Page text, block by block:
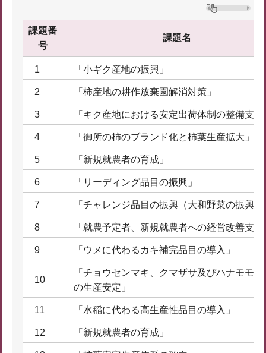
課題番
号
課題名
1 「小ギク産地の振興」
2 「柿産地の耕作放棄園解消対策」
3 「キク産地における安定出荷体制の整備支援
4 「御所の柿のブランド化と柿葉生産拡大」
5 「新規就農者の育成」
6 「リーディング品目の振興」
7 「チャレンジ品目の振興（大和野菜の振興）
8 「就農予定者、新規就農者への経営改善支援
9 「ウメに代わるカキ補完品目の導入」
10
「チョウセンマキ、クマザサ及びハナモモな
の生産安定」
11 「水稲に代わる高生産性品目の導入」
12 「新規就農者の育成」